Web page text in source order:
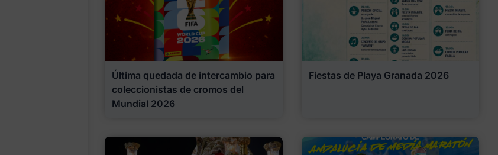
Última quedada de intercambio para
coleccionistas de cromos del
Mundial 2026
Fiestas de Playa Granada 2026